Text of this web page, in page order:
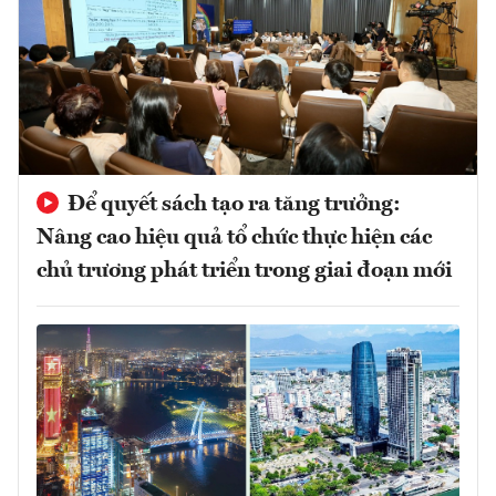
Để quyết sách tạo ra tăng trưởng:
Nâng cao hiệu quả tổ chức thực hiện các
chủ trương phát triển trong giai đoạn mới